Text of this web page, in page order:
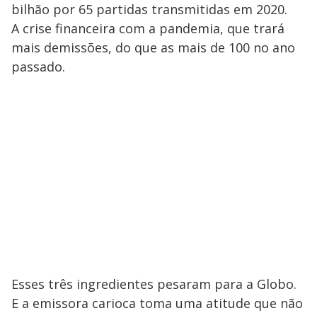
bilhão por 65 partidas transmitidas em 2020.
A crise financeira com a pandemia, que trará
mais demissões, do que as mais de 100 no ano
passado.
Esses três ingredientes pesaram para a Globo.
E a emissora carioca toma uma atitude que não